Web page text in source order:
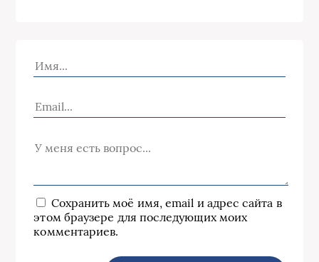
Сохранить моё имя, email и адрес сайта в
этом браузере для последующих моих
комментариев.